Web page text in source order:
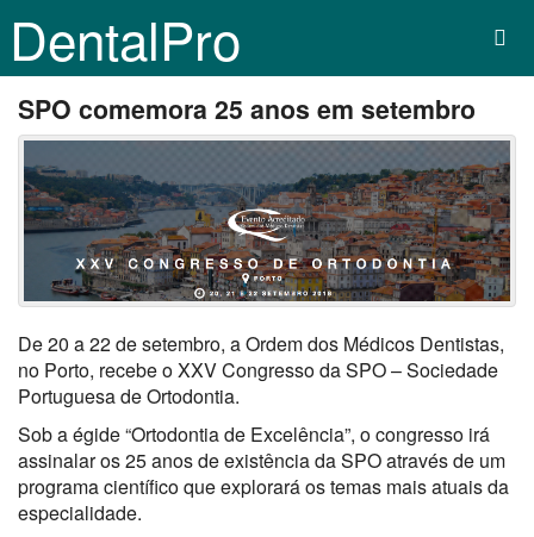
DentalPro
SPO comemora 25 anos em setembro
De 20 a 22 de setembro, a Ordem dos Médicos Dentistas,
no Porto, recebe o XXV Congresso da SPO – Sociedade
Portuguesa de Ortodontia.
Sob a égide “Ortodontia de Excelência”, o congresso irá
assinalar os 25 anos de existência da SPO através de um
programa científico que explorará os temas mais atuais da
especialidade.